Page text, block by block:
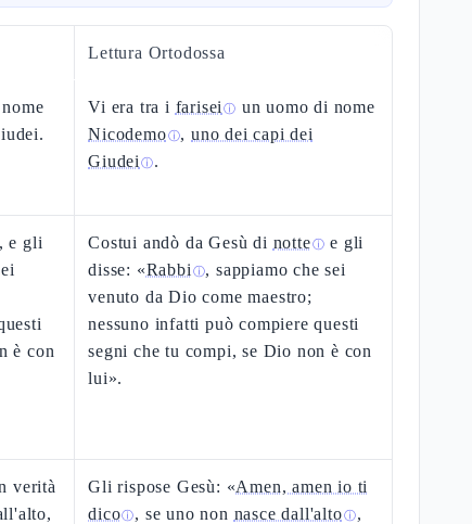
Lettura Ortodossa
Vi era tra i farisei ⓘ un uomo di nome
Nicodemoⓘ,uno dei capi dei
Giudei ⓘ.
e gli
è con
Costui andò da Gesù di notteⓘ e gli
disse: «Rabbi ⓘ, sappiamo che sei
venuto da Dio come maestro;
nessuno infatti può compiere questi
segni che tu compi, se Dio non è con
lui».
verità
Gli rispose Gesù: «Amen, amen io ti
dicoⓘ, se uno non nasce dall'altoⓘ,